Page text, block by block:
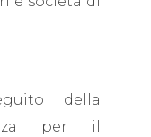
della
per il